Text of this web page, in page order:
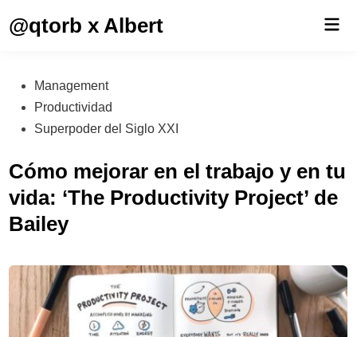
@qtorb x Albert
Publicado
en
Management
Productividad
Superpoder del Siglo XXI
Cómo mejorar en el trabajo y en tu
vida: ‘The Productivity Project’ de
Bailey